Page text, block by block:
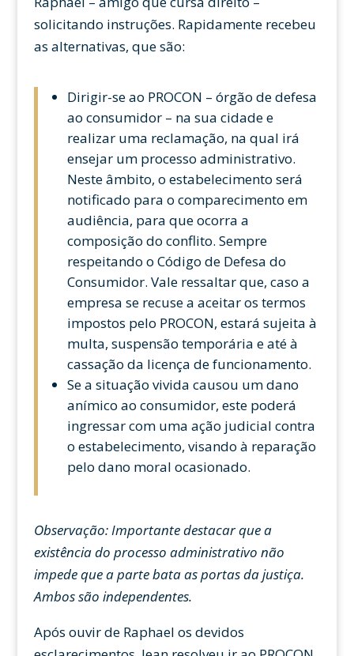
solicitando instruções. Rapidamente recebeu
as alternativas, que são:
Dirigir-se ao PROCON – órgão de defesa
ao consumidor – na sua cidade e
realizar uma reclamação, na qual irá
ensejar um processo administrativo.
Neste âmbito, o estabelecimento será
notificado para o comparecimento em
audiência, para que ocorra a
composição do conflito. Sempre
respeitando o Código de Defesa do
Consumidor. Vale ressaltar que, caso a
empresa se recuse a aceitar os termos
impostos pelo PROCON, estará sujeita à
multa, suspensão temporária e até à
cassação da licença de funcionamento.
Se a situação vivida causou um dano
anímico ao consumidor, este poderá
ingressar com uma ação judicial contra
o estabelecimento, visando à reparação
pelo dano moral ocasionado.
Observação: Importante destacar que a
existência do processo administrativo não
impede que a parte bata as portas da justiça.
Ambos são independentes.
Após ouvir de Raphael os devidos